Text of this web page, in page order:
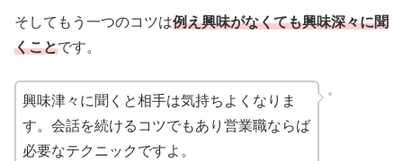
そしてもう一つのコツは例え興味がなくても興味深々に聞
くことです。
興味津々に聞くと相手は気持ちよくなりま
す。会話を続けるコツでもあり営業職ならば
必要なテクニックですよ。